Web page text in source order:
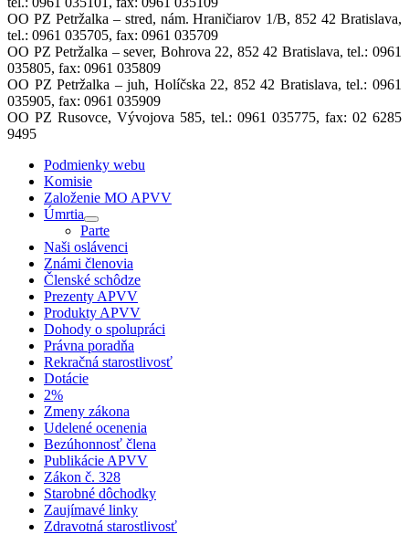
OO PZ Petržalka – stred, nám. Hraničiarov 1/B, 852 42 Bratislava,
tel.: 0961 035705, fax: 0961 035709
OO PZ Petržalka – sever, Bohrova 22, 852 42 Bratislava, tel.: 0961
035805, fax: 0961 035809
OO PZ Petržalka – juh, Holíčska 22, 852 42 Bratislava, tel.: 0961
035905, fax: 0961 035909
OO PZ Rusovce, Vývojova 585, tel.: 0961 035775, fax: 02 6285
9495
Podmienky webu
Komisie
Založenie MO APVV
Úmrtia
Parte
Naši oslávenci
Známi členovia
Členské schôdze
Prezenty APVV
Produkty APVV
Dohody o spolupráci
Právna poradňa
Rekračná starostlivosť
Dotácie
2%
Zmeny zákona
Udelené ocenenia
Bezúhonnosť člena
Publikácie APVV
Zákon č. 328
Starobné dôchodky
Zaujímavé linky
Zdravotná starostlivosť